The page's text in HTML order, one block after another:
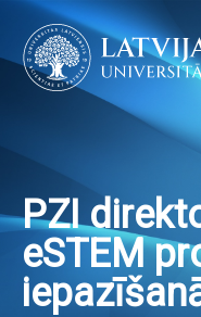
PZI
eSTEM